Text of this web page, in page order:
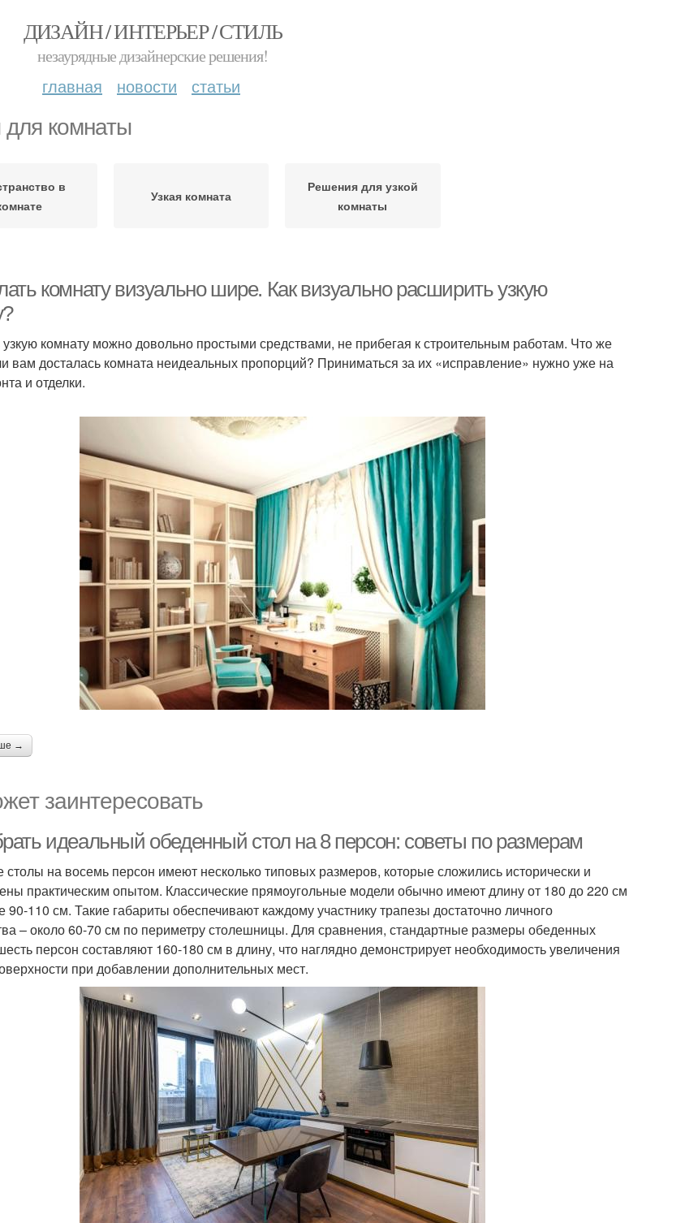
ДИЗАЙН / ИНТЕРЬЕР / СТИЛЬ
незаурядные дизайнерские решения!
главная новости статьи
комнаты
в
Узкая комната
Решения для узкой
комнаты
комнату визуально шире. Как визуально расширить узкую
комнату можно довольно простыми средствами, не прибегая к строительным работам. Что же
вам досталась комната неидеальных пропорций? Приниматься за их «исправление» нужно уже на
и отделки.
→
заинтересовать
идеальный обеденный стол на 8 персон: советы по размерам
на восемь персон имеют несколько типовых размеров, которые сложились исторически и
практическим опытом. Классические прямоугольные модели обычно имеют длину от 180 до 220 см
90-110 см. Такие габариты обеспечивают каждому участнику трапезы достаточно личного
– около 60-70 см по периметру столешницы. Для сравнения, стандартные размеры обеденных
персон составляют 160-180 см в длину, что наглядно демонстрирует необходимость увеличения
при добавлении дополнительных мест.